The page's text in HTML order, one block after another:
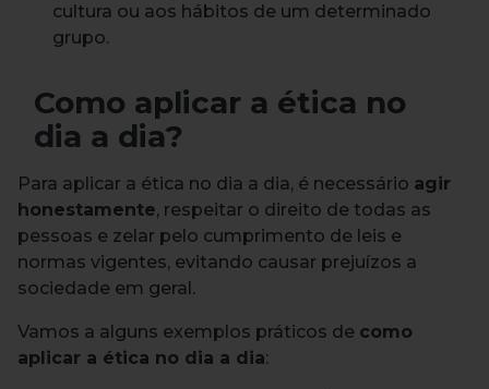
cultura ou aos hábitos de um determinado
grupo.
Como aplicar a ética no
dia a dia?
Para aplicar a ética no dia a dia, é necessário agir
honestamente, respeitar o direito de todas as
pessoas e zelar pelo cumprimento de leis e
normas vigentes, evitando causar prejuízos a
sociedade em geral.
Vamos a alguns exemplos práticos de como
aplicar a ética no dia a dia: